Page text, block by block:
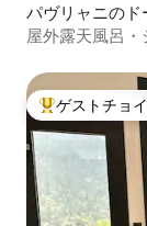
パヴリャニのド
屋外露天風呂
大好評のゲス
ゲストチョ